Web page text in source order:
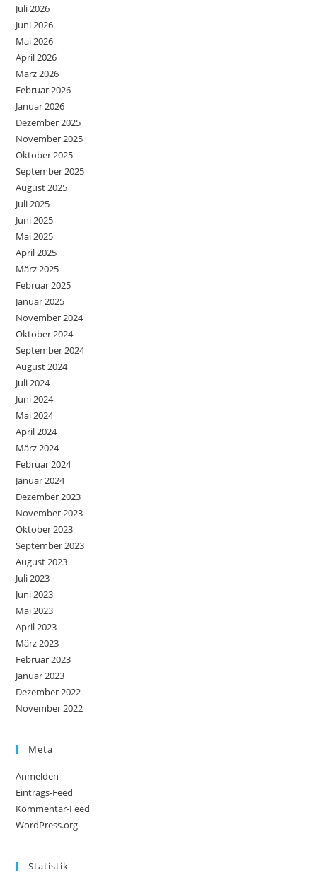
Juli 2026
Juni 2026
Mai 2026
April 2026
März 2026
Februar 2026
Januar 2026
Dezember 2025
November 2025
Oktober 2025
September 2025
August 2025
Juli 2025
Juni 2025
Mai 2025
April 2025
März 2025
Februar 2025
Januar 2025
November 2024
Oktober 2024
September 2024
August 2024
Juli 2024
Juni 2024
Mai 2024
April 2024
März 2024
Februar 2024
Januar 2024
Dezember 2023
November 2023
Oktober 2023
September 2023
August 2023
Juli 2023
Juni 2023
Mai 2023
April 2023
März 2023
Februar 2023
Januar 2023
Dezember 2022
November 2022
Meta
Anmelden
Eintrags-Feed
Kommentar-Feed
WordPress.org
Statistik